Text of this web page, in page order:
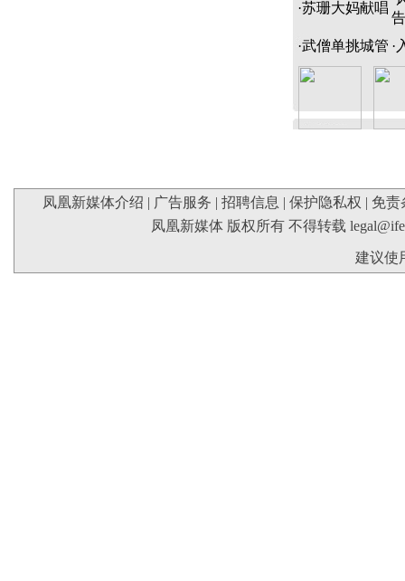
·苏珊大妈献唱
告
·武僧单挑城管 ·
凤凰新媒体介绍 | 广告服务 | 招聘信息 | 保护隐私权 | 免责
凤凰新媒体 版权所有 不得转载
建议使